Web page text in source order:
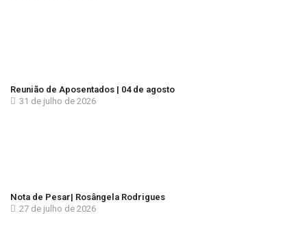
Reunião de Aposentados | 04 de agosto
31 de julho de 2026
Nota de Pesar| Rosângela Rodrigues
27 de julho de 2026